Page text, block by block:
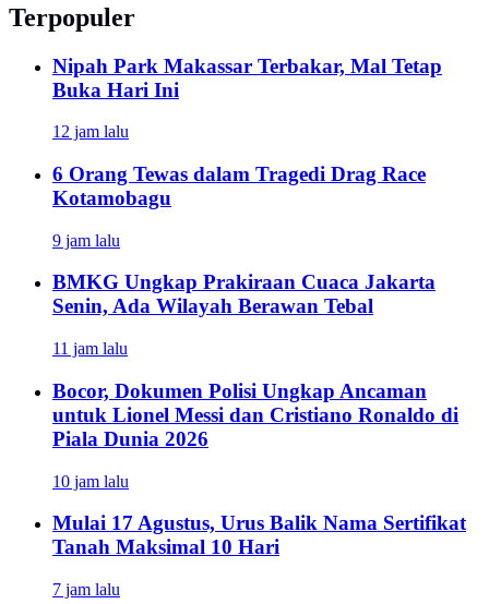
Terpopuler
Nipah Park Makassar Terbakar, Mal Tetap
Buka Hari Ini
12 jam lalu
6 Orang Tewas dalam Tragedi Drag Race
Kotamobagu
9 jam lalu
BMKG Ungkap Prakiraan Cuaca Jakarta
Senin, Ada Wilayah Berawan Tebal
11 jam lalu
Bocor, Dokumen Polisi Ungkap Ancaman
untuk Lionel Messi dan Cristiano Ronaldo di
Piala Dunia 2026
10 jam lalu
Mulai 17 Agustus, Urus Balik Nama Sertifikat
Tanah Maksimal 10 Hari
7 jam lalu